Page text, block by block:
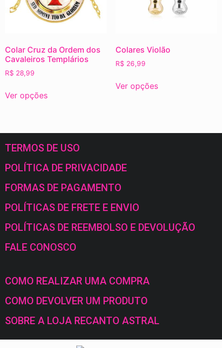
Colar Cruz da Ordem dos
Cavaleiros Templários
R$ 28,99
Ver opções
Colares Violão
R$ 26,99
Ver opções
TERMOS DE USO
POLÍTICA DE PRIVACIDADE
FORMAS DE PAGAMENTO
POLÍTICAS DE FRETE E ENVIO
POLÍTICAS DE REEMBOLSO E DEVOLUÇÃO
FALE CONOSCO
COMO REALIZAR UMA COMPRA
COMO DEVOLVER UM PRODUTO
SOBRE A LOJA RECANTO ASTRAL